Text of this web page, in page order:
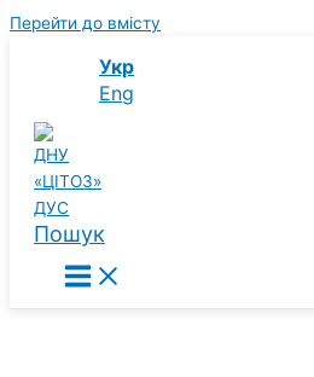
Перейти до вмісту
Укр
Eng
Пошук